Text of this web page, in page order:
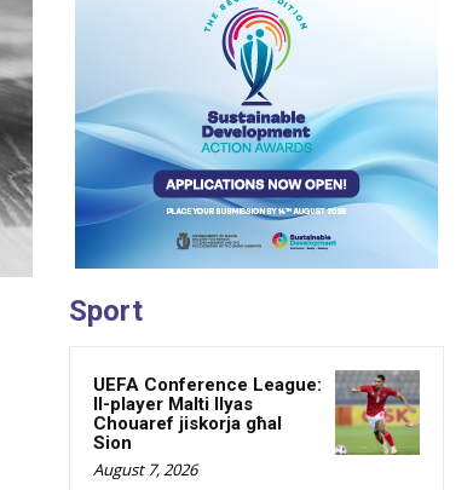
Sport
UEFA Conference League:
Il-player Malti Ilyas
Chouaref jiskorja għal
Sion
August 7, 2026